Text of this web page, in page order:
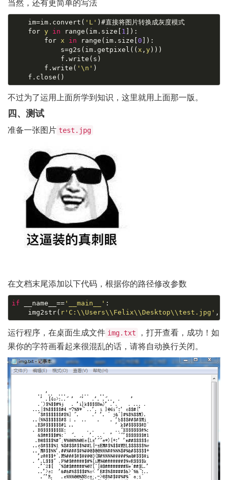
当然，还有更简单的写法
    im=im
.convert ( 'L' ) #直接将图片转换成灰度模式
    for
y in range(im.size 1
]):
        for
x in range(im.size 0 ]):
            s=g2s(im
.getpixel (( x , y)))
            f
.write (s)
        f
.write ( '\n' )
    f
.close
不过为了运用上面所学到知识，这里就用上面那一版。
四、测试
准备一张图片 test.jpg
在文档末尾添加以下代码，根据你的路径修改参数
if __name__=='__main__' :
    img2str(
r'C:\\Users\\Felix\\Desktop\\test.jpg' ,
运行程序，在桌面生成文件 img.txt
，打开查看，成功！如
果你的字符画看起来很混乱的话，请将自动换行关闭。